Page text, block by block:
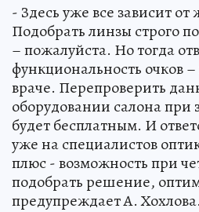
- Здесь уже все зависит
Подобрать линзы строго
– пожалуйста. Но тогда
функциональность очков
враче. Перепроверить
оборудовании салона при
будет бесплатным. И
уже на специалистов
плюс - возможность при
подобрать решение,
предупреждает А. Хохлова.